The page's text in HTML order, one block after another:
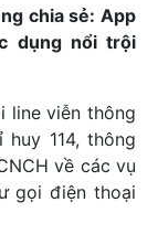
chia sẻ: App
dụng nổi trội
line viễn thông
114, thông
về các vụ
gọi điện thoại